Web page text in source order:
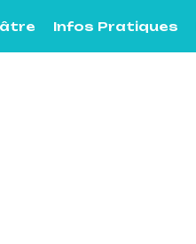
Infos Pratiques